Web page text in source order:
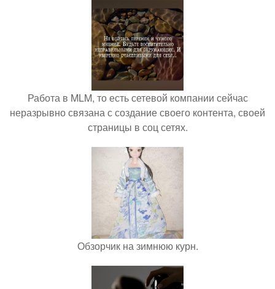
Работа в MLM, то есть сетевой компании сейчас
неразрывно связана с создание своего контента, своей
страницы в соц сетях.
Обзорчик на зимнюю курн.